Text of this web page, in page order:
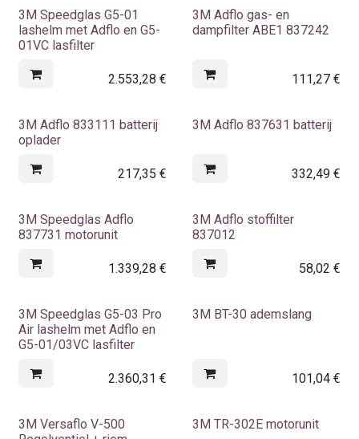
3M Speedglas G5-01
lashelm met Adflo en G5-
01VC lasfilter
2.553,28 €
3M Adflo gas- en
dampfilter ABE1 837242
111,27€
3M Adflo 833111 batterij
oplader
217,35 €
3M Adflo 837631 batterij
332,49€
3M Speedglas Adflo
837731 motorunit
1.339,28 €
3M Adflo stoffilter
837012
58,02 €
3M Speedglas G5-03 Pro
Air lashelm met Adflo en
G5-01/03VC lasfilter
2.360,31 €
3M BT-30 ademslang
101,04€
3M Versaflo V-500
3M TR-302E motorunit